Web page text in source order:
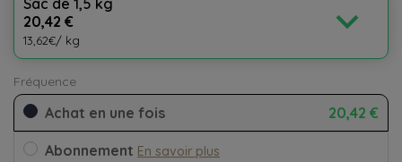
20,42 €
13,62€/ kg expand_more
Fréquence
Achat en une fois 20,42 €
Abonnement En savoir plus